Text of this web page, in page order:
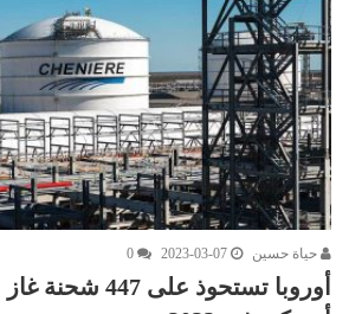
حياة حسين 2023-03-07
0
أوروبا تستحوذ